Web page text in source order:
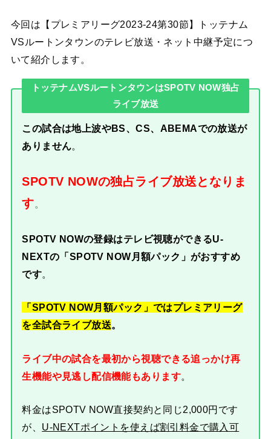
今回は【プレミアリーグ2023-24第30節】トッテナム
VSルートンタウンのテレビ放送・ネット中継予定につ
いて紹介します。
トッテナムVSルートンタウンはSPOTV NOW独占
ライブ放送
この試合は地上波やBS、CS、ABEMAでの放送が
ありません。
SPOTV NOWの独占ライブ放送となりま
す。
SPOTV NOWの登録はテレビ視聴ができるU-
NEXTの「SPOTV NOW月額パック」がおすすめ
です。
「SPOTV NOW月額パック」ではプレミアリーグ
を全試合ライブ放送。
ライブ中の試合を最初から視聴できる追っかけ再
生機能や見逃し配信機能もあります。
料金はSPOTV NOW直接契約と同じ2,000円です
が、 U-NEXTポイントを使えば割引料金で購入可